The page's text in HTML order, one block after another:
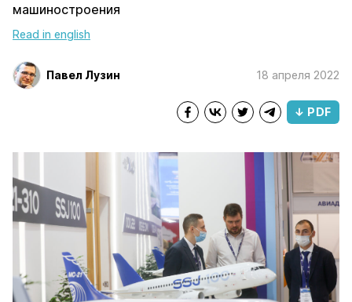
машиностроения
Read in english
Павел Лузин 18 апреля 2022
↓ PDF